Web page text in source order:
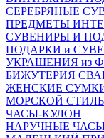
СЕРЕБРЯНЫЕ
ПРЕДМЕТЫ
СУВЕНИРЫ И
ПОДАРКИ и
УКРАШЕНИЯ из
БИЖУТЕРИЯ
ЖЕНСКИЕ
МОРСКОЙ
ЧАСЫ-КУЛОН
НАРУЧНЫЕ